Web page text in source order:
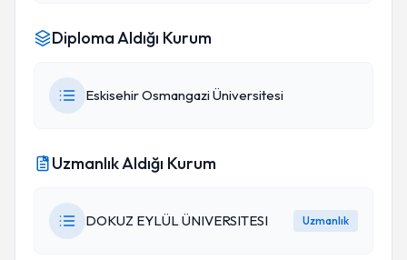
Diploma Aldığı Kurum
Eskisehir Osmangazi Üniversitesi
Uzmanlık Aldığı Kurum
DOKUZ EYLÜL ÜNIVERSITESI Uzmanlık